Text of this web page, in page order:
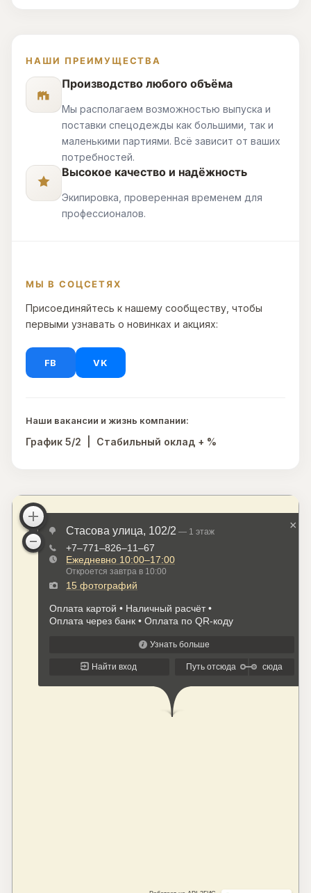
НАШИ ПРЕИМУЩЕСТВА
Производство любого объёма
Мы располагаем возможностью выпуска и
поставки спецодежды как большими, так и
маленькими партиями. Всё зависит от ваших
потребностей.
Высокое качество и надёжность
Экипировка, проверенная временем для
профессионалов.
МЫ В СОЦСЕТЯХ
Присоединяйтесь к нашему сообществу, чтобы
первыми узнавать о новинках и акциях:
FB VK
Наши вакансии и жизнь компании:
График 5/2 | Стабильный оклад + %